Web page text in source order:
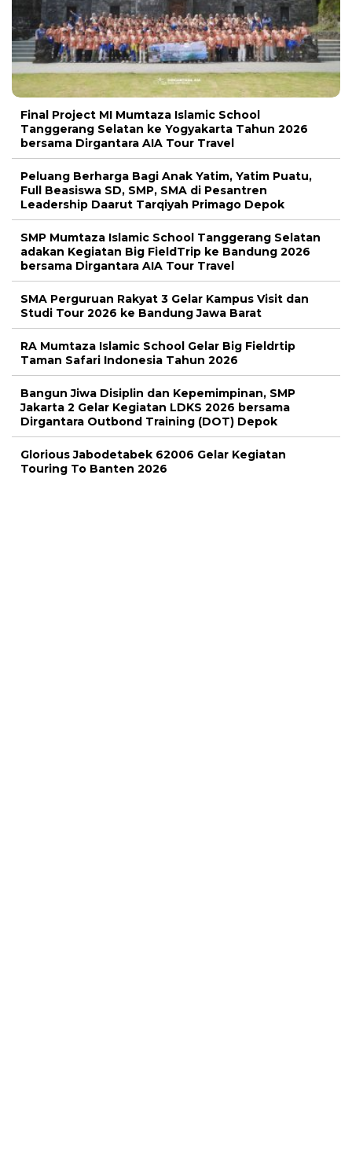
Final Project MI Mumtaza Islamic School
Tanggerang Selatan ke Yogyakarta Tahun 2026
bersama Dirgantara AIA Tour Travel
Peluang Berharga Bagi Anak Yatim, Yatim Puatu,
Full Beasiswa SD, SMP, SMA di Pesantren
Leadership Daarut Tarqiyah Primago Depok
SMP Mumtaza Islamic School Tanggerang Selatan
adakan Kegiatan Big FieldTrip ke Bandung 2026
bersama Dirgantara AIA Tour Travel
SMA Perguruan Rakyat 3 Gelar Kampus Visit dan
Studi Tour 2026 ke Bandung Jawa Barat
RA Mumtaza Islamic School Gelar Big Fieldrtip
Taman Safari Indonesia Tahun 2026
Bangun Jiwa Disiplin dan Kepemimpinan, SMP
Jakarta 2 Gelar Kegiatan LDKS 2026 bersama
Dirgantara Outbond Training (DOT) Depok
Glorious Jabodetabek 62006 Gelar Kegiatan
Touring To Banten 2026